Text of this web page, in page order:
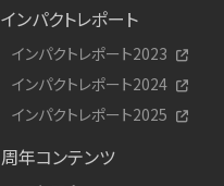
インパクトレポート
インパクトレポート2023
インパクトレポート2024
インパクトレポート2025
周年コンテンツ